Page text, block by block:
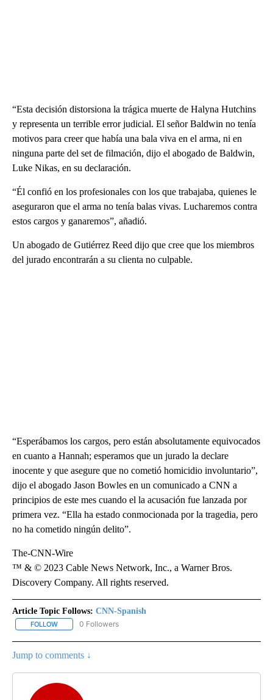
“Esta decisión distorsiona la trágica muerte de Halyna Hutchins
y representa un terrible error judicial. El señor Baldwin no tenía
motivos para creer que había una bala viva en el arma, ni en
ninguna parte del set de filmación, dijo el abogado de Baldwin,
Luke Nikas, en su declaración.
“Él confió en los profesionales con los que trabajaba, quienes le
aseguraron que el arma no tenía balas vivas. Lucharemos contra
estos cargos y ganaremos”, añadió.
Un abogado de Gutiérrez Reed dijo que cree que los miembros
del jurado encontrarán a su clienta no culpable.
“Esperábamos los cargos, pero están absolutamente equivocados
en cuanto a Hannah; esperamos que un jurado la declare
inocente y que asegure que no cometió homicidio involuntario”,
dijo el abogado Jason Bowles en un comunicado a CNN a
principios de este mes cuando el la acusación fue lanzada por
primera vez. “Ella ha estado conmocionada por la tragedia, pero
no ha cometido ningún delito”.
The-CNN-Wire
™ & © 2023 Cable News Network, Inc., a Warner Bros.
Discovery Company. All rights reserved.
Article Topic Follows: CNN-Spanish
FOLLOW FOLLOW "CNN-SPANISH" TO RECEIVE NOTIFICATIONS ABOUT
0 Followers
Jump to comments ↓